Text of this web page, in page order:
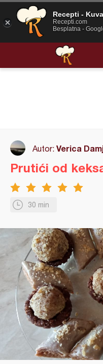
Autor: Verica
30 min
Prutići od
Recepti -
Recepti.com
Besplatna -